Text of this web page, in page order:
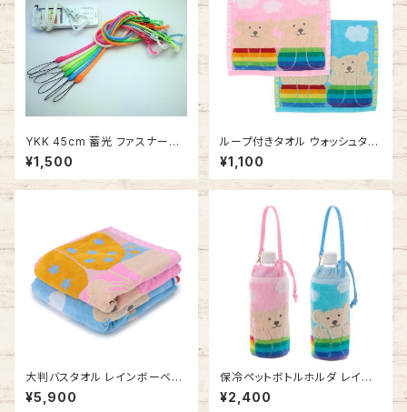
YKK 45cm 蓄光 ファスナーネ
ックストラップ ジッパーストラッ
プ ファスナーストラップ ロング
大人サイズ 安全パーツ付き 携
¥1,500
ループ付きタオル ウォッシュタオ
ル レインボーベア デイズ3 吊り
下げできる 今治タオルの日本製
車 ひも付きタオル ループタオル
¥1,100
大判バスタオル レインボーベア
ストーリー タオルケット お昼寝
に 今治タオルの日本製
¥5,900
保冷ペットボトルホルダ レイン
ボーベア デイズ3 ペットボトル
ケース 今治タオルの日本製
¥2,400